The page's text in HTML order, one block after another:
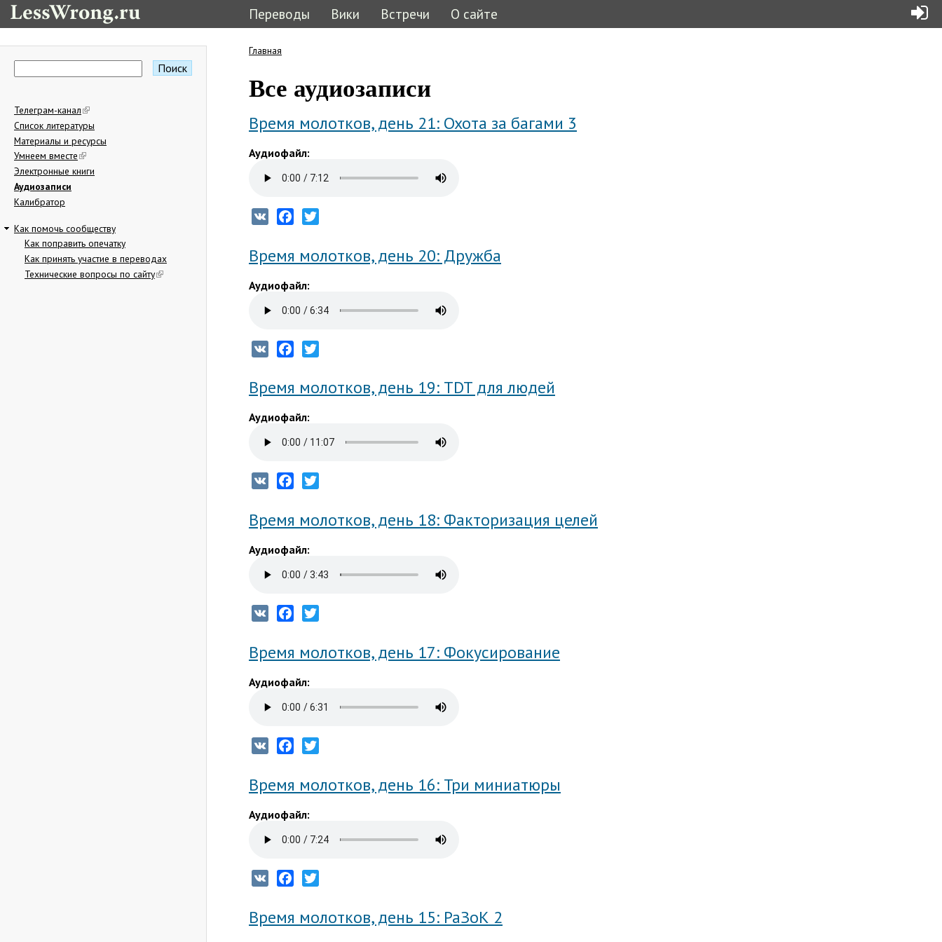
Переводы Вики Встречи О сайте
Форма поиска
Телеграм-канал
Список литературы
Материалы и ресурсы
Умнеем вместе
Электронные книги
Аудиозаписи
Калибратор
Как помочь сообществу
Как поправить опечатку
Как принять участие в переводах
Технические вопросы по сайту
Главная
Все аудиозаписи
Время молотков, день 21: Охота за багами 3
Аудиофайл:
VK Facebook
Время молотков, день 20: Дружба
Аудиофайл:
VK Facebook
Время молотков, день 19: TDT для людей
Аудиофайл:
VK Facebook
Время молотков, день 18: Факторизация целей
Аудиофайл:
VK Facebook
Время молотков, день 17: Фокусирование
Аудиофайл:
VK Facebook
Время молотков, день 16: Три миниатюры
Аудиофайл:
VK Facebook
Время молотков, день 15: РаЗоК 2